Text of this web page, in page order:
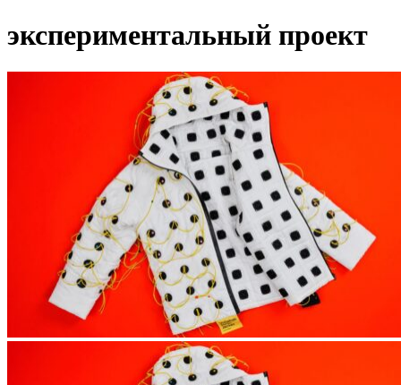
экспериментальный проект